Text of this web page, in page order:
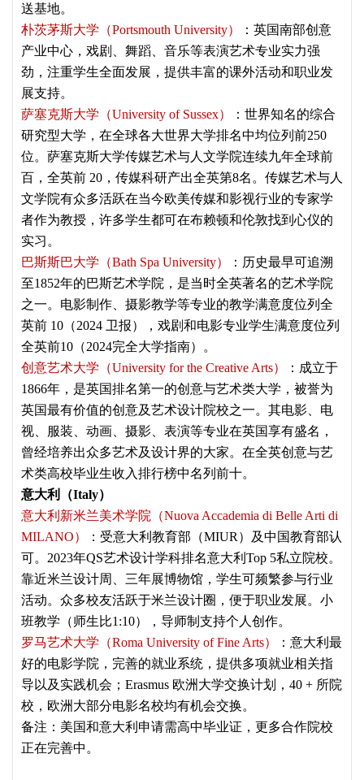
送基地。
朴茨茅斯大学（Portsmouth University）
：英国南部创意
产业中心，戏剧、舞蹈、音乐等表演艺术专业实力强
劲，注重学生全面发展，提供丰富的课外活动和职业发
展支持。
萨塞克斯大学（University of Sussex）
：世界知名的综合
研究型大学，在全球各大世界大学排名中均位列前250
位。萨塞克斯大学传媒艺术与人文学院连续九年全球前
百，全英前 20，传媒科研产出全英第8名。传媒艺术与人
文学院有众多活跃在当今欧美传媒和影视行业的专家学
者作为教授，许多学生都可在布赖顿和伦敦找到心仪的
实习。
巴斯斯巴大学（Bath Spa University）
：历史最早可追溯
至1852年的巴斯艺术学院，是当时全英著名的艺术学院
之一。电影制作、摄影教学等专业的教学满意度位列全
英前 10（2024 卫报），戏剧和电影专业学生满意度位列
全英前10（2024完全大学指南）。
创意艺术大学（University for the Creative Arts）
：成立于
1866年，是英国排名第一的创意与艺术类大学，被誉为
英国最有价值的创意及艺术设计院校之一。其电影、电
视、服装、动画、摄影、表演等专业在英国享有盛名，
曾经培养出众多艺术及设计界的大家。在全英创意与艺
术类高校毕业生收入排行榜中名列前十。
意大利（Italy）
意大利新米兰美术学院（Nuova Accademia di Belle Arti di
MILANO）
：受意大利教育部（MIUR）及中国教育部认
可。2023年QS艺术设计学科排名意大利Top 5私立院校。
靠近米兰设计周、三年展博物馆，学生可频繁参与行业
活动。众多校友活跃于米兰设计圈，便于职业发展。小
班教学（师生比1:10），导师制支持个人创作。
罗马艺术大学（Roma University of Fine Arts）
：意大利最
好的电影学院，完善的就业系统，提供多项就业相关指
导以及实践机会；Erasmus 欧洲大学交换计划，40 + 所院
校，欧洲大部分电影名校均有机会交换。
备注：美国和意大利申请需高中毕业证，更多合作院校
正在完善中。